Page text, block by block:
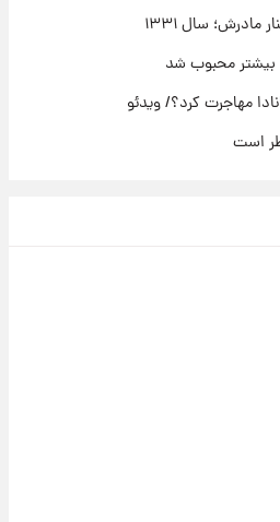
سال ۱۳۳۱
بیشتر محبوب شد
مهاجرت کرد؟/ ویدئو
است